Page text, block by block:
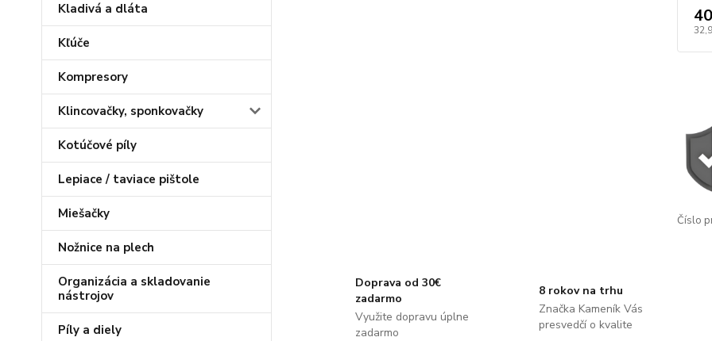
Kladivá a dláta
Kľúče
Kompresory
Klincovačky, sponkovačky
Kotúčové píly
Lepiace / taviace pištole
Miešačky
Nožnice na plech
Organizácia a skladovanie
nástrojov
Píly a diely
Číslo
Doprava od 30€
zadarmo
Využite dopravu úplne
zadarmo
8 rokov na trhu
Značka Kameník Vás
presvedčí o kvalite